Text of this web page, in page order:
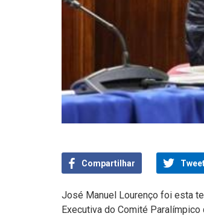
Compartilhar
José Manuel Lourenço foi esta
Executiva do Comité